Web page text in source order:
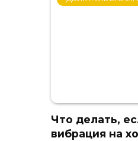
Что делать,
вибрация на